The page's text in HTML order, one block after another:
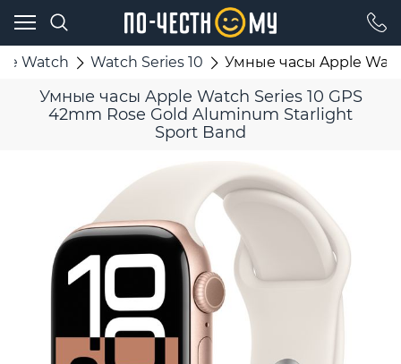
Watch Watch Series 10 Умные часы Apple
Умные часы Apple Watch Series 10 GPS
42mm Rose Gold Aluminum Starlight
Sport Band